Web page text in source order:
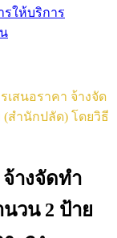
รให้บริการ
เสนอราคา จ้างจัด
(สำนักปลัด) โดยวิธี
างจัดทำ
นวน 2 ป้าย